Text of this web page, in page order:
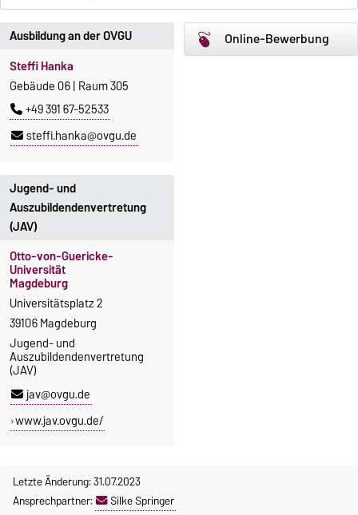
Ausbildung an der OVGU
Steffi Hanka
Gebäude 06 | Raum 305
+49 391 67-52533
steffi.hanka@ovgu.de
Online-Bewerbung
Jugend- und
Auszubildendenvertretung
(JAV)
Otto-von-Guericke-
Universität
Magdeburg
Universitätsplatz 2
39106 Magdeburg
Jugend- und
Auszubildendenvertretung
(JAV)
jav@ovgu.de
www.jav.ovgu.de/
Letzte Änderung: 31.07.2023
Ansprechpartner:
Silke Springer